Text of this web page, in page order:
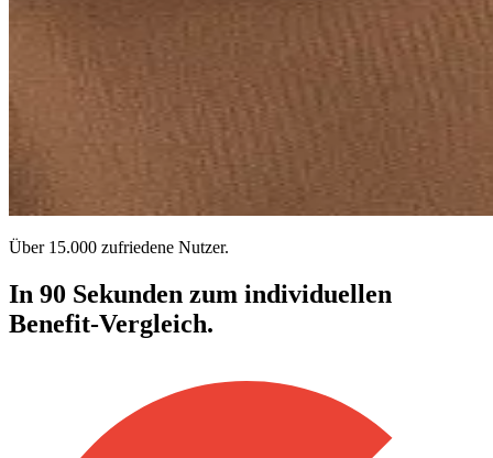
Über 15.000 zufriedene Nutzer.
In 90 Sekunden zum individuellen
Benefit-Vergleich.